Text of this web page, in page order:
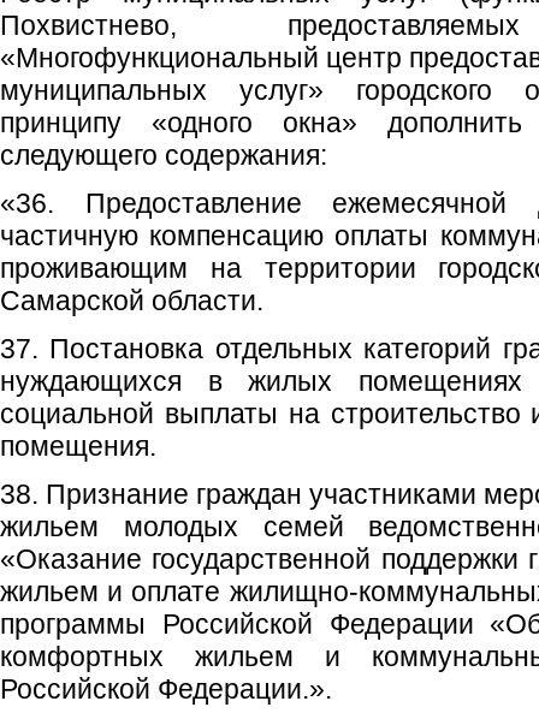
Похвистнево,
«Многофункциональный центр
муниципальных услуг» городского
принципу «одного окна»
следующего содержания:
«36. Предоставление
частичную компенсацию оплаты
проживающим на территории
Самарской области.
37. Постановка отдельных категорий
нуждающихся в жилых помещениях
социальной выплаты на строительство
помещения.
38. Признание граждан участниками
жильем молодых семей
«Оказание государственной поддержки
жильем и оплате жилищно-
программы Российской Федерации
комфортных жильем и
Российской Федерации.».